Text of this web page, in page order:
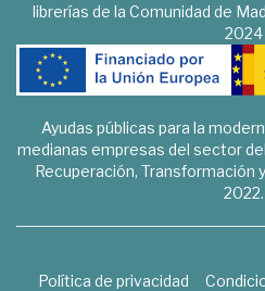
librerías de la Comunidad de
2024
Ayudas públicas para la
medianas empresas del sector
Recuperación, Transformación
2022.
Política de privacidad